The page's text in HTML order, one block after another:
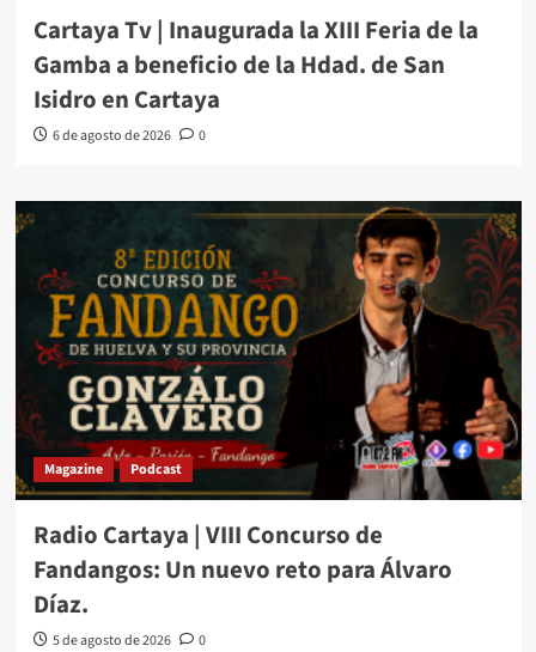
Cartaya Tv | Inaugurada la XIII Feria de la
Gamba a beneficio de la Hdad. de San
Isidro en Cartaya
6 de agosto de 2026 0
Magazine Podcast
Radio Cartaya | VIII Concurso de
Fandangos: Un nuevo reto para Álvaro
Díaz.
5 de agosto de 2026 0